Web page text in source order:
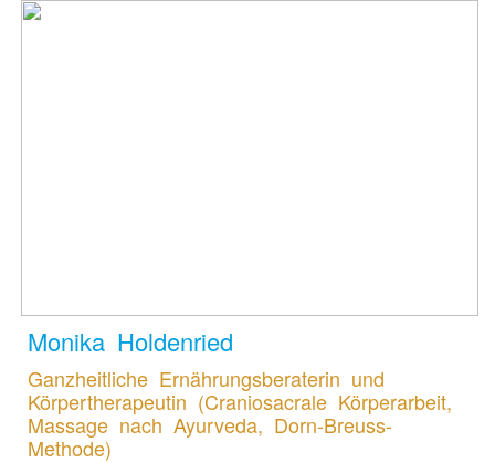
Monika Holdenried
Ganzheitliche Ernährungsberaterin und
Körpertherapeutin (Craniosacrale Körperarbeit,
Massage nach Ayurveda, Dorn-Breuss-
Methode)